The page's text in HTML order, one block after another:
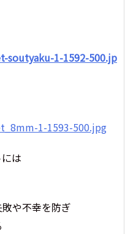
は
や不幸を防ぎ